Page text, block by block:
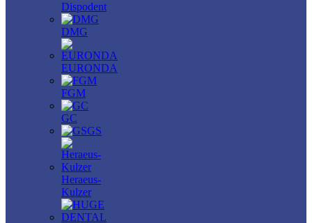
Dispodent
DMG
EURONDA
FGM
GC
GS
Heraeus-
Kulzer